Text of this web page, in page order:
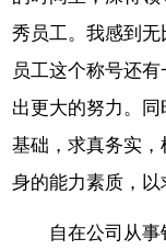
秀员工。我感到
员工这个称号还
出更大的努力。
基础，求真务实
身的能力素质，以
自在公司从